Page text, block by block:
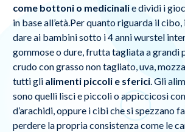
come bottoni o medicinalie dividi i
in base all’età.Per quanto riguarda il
dare ai bambini sotto i 4 anni wurstel
gommose o dure, frutta tagliata a grandi
crudo con grasso non tagliato, uva,
tutti gli alimenti piccoli e sferici. Gli
sono quelli lisci e piccoli o appiccicosi
d’arachidi, oppure i cibi che si spezzano
perdere la propria consistenza come le